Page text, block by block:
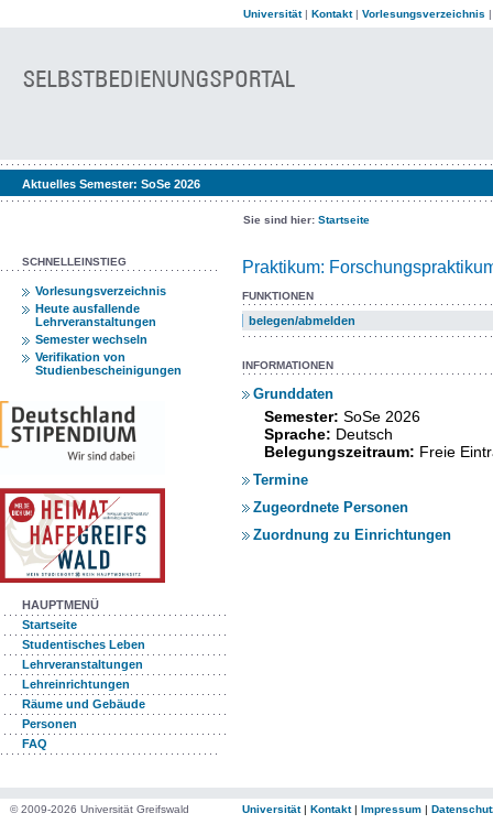
Universität| Kontakt| Vorlesungsverzeichnis
Aktuelles Semester: SoSe 2026
Sie sind hier: Startseite
SCHNELLEINSTIEG
Vorlesungsverzeichnis
Heute ausfallende
Lehrveranstaltungen
Semester wechseln
Verifikation von
Studienbescheinigungen
HAUPTMENÜ
Startseite
Studentisches Leben
Lehrveranstaltungen
Lehreinrichtungen
Räume und Gebäude
Personen
FAQ
Praktikum:
FUNKTIONEN
belegen/abmelden
INFORMATIONEN
Grunddaten
Semester: SoSe 2026
Sprache: Deutsch
Belegungszeitraum: Freie
Termine
Zugeordnete Personen
Zuordnung zu Einrichtungen
© 2009-2026 Universität Greifswald Universität| Kontakt| Impressum |